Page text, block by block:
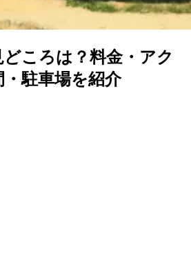
ころは？料金・アク
駐車場を紹介